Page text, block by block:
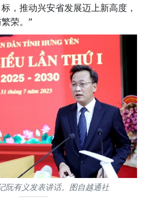
，推动兴安省发展迈上新高度，
荣。”
阮有义发表讲话。图自越通社